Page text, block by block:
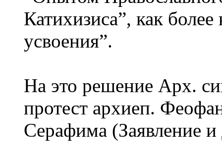
Катихизиса”, как
усвоения”.
На это решение Арх.
протест архиеп.
Серафима (Заявление